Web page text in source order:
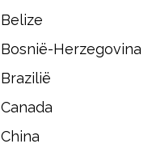
Belize
Bosnië-Herzegovina
Brazilië
Canada
China